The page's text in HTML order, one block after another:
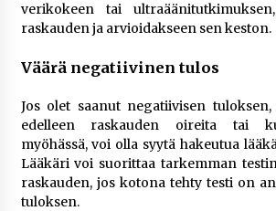
verikokeen tai
raskauden ja arvioidakseen sen keston.
Väärä negatiivinen tulos
Jos olet saanut negatiivisen
edelleen raskauden oireita tai
myöhässä, voi olla syytä hakeutua
Lääkäri voi suorittaa tarkemman
raskauden, jos kotona tehty testi on
tuloksen.